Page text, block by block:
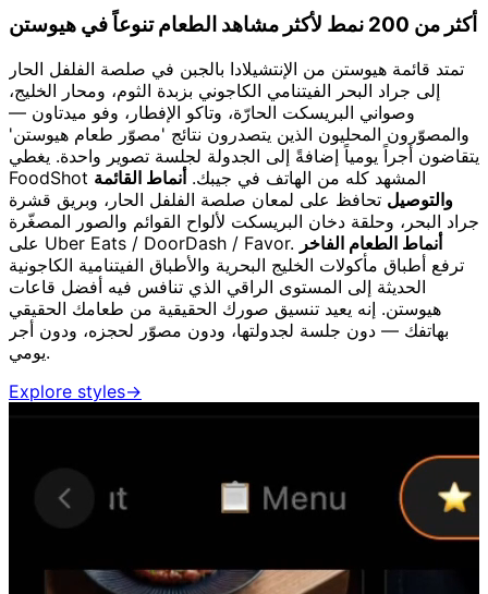
أكثر من 200 نمط لأكثر مشاهد الطعام تنوعاً في هيوستن
تمتد قائمة هيوستن من الإنتشيلادا بالجبن في صلصة الفلفل الحار
إلى جراد البحر الفيتنامي الكاجوني بزبدة الثوم، ومحار الخليج،
وصواني البريسكت الحارّة، وتاكو الإفطار، وفو ميدتاون —
والمصوّرون المحليون الذين يتصدرون نتائج 'مصوّر طعام هيوستن'
يتقاضون أجراً يومياً إضافةً إلى الجدولة لجلسة تصوير واحدة. يغطي
FoodShot المشهد كله من الهاتف في جيبك. أنماط القائمة
والتوصيل تحافظ على لمعان صلصة الفلفل الحار، وبريق قشرة
جراد البحر، وحلقة دخان البريسكت لألواح القوائم والصور المصغّرة
على Uber Eats / DoorDash / Favor. أنماط الطعام الفاخر
ترفع أطباق مأكولات الخليج البحرية والأطباق الفيتنامية الكاجونية
الحديثة إلى المستوى الراقي الذي تنافس فيه أفضل قاعات
هيوستن. إنه يعيد تنسيق صورك الحقيقية من طعامك الحقيقي
بهاتفك — دون جلسة لجدولتها، ودون مصوّر لحجزه، ودون أجر
يومي.
Explore styles→